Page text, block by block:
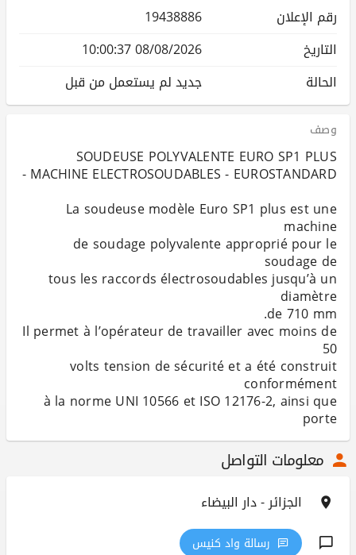
رقم الإعلان
19438886
التاريخ
08/08/2026 10:00:37
الحالة
جديد لم يستعمل من قبل
وصف
La soudeuse modèle Euro SP1 plus est une
de soudage polyvalente approprié pour le
tous les raccords électrosoudables jusqu’à un
Il permet à l’opérateur de travailler avec moins de
volts tension de sécurité et a été construit
à la norme UNI 10566 et ISO 12176-2, ainsi que
porte
معلومات التواصل
الجزائر - دار البيضاء
رسالة واد كنيس